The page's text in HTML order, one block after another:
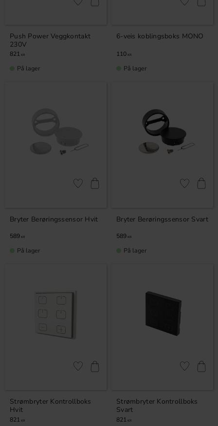
Push Power Veggkontakt
230V
821 KR
Lagre som favoritt
På lager
6-veis koblingsboks MONO
110 KR
Lagre som
På lager
Bryter Berøringssensor Hvit
589 KR
Lagre som favoritt
På lager
Bryter Berøringssensor Svart
589 KR
Lagre som
På lager
Strømbryter Kontrollboks
Hvit
821 KR
Lagre som favoritt
Strømbryter Kontrollboks
Svart
821 KR
Lagre som